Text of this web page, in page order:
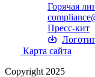
Горячая
Пресс-кит
Карта сайта
Copyright 2025